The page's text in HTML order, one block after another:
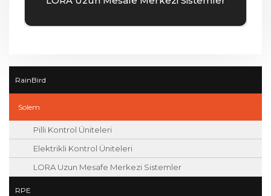
RainBird
Solem
Pilli Kontrol Üniteleri
Elektrikli Kontrol Üniteleri
LORA Uzun Mesafe Merkezi Sistemler
RPE